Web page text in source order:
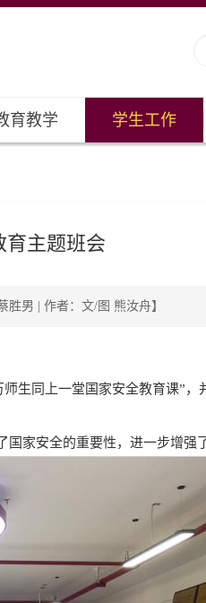
育教学 学生工作
育主题班会
男 | 作者：文/图 熊汝舟】
生同上一堂国家安全教育课”，
家安全的重要性，进一步增强